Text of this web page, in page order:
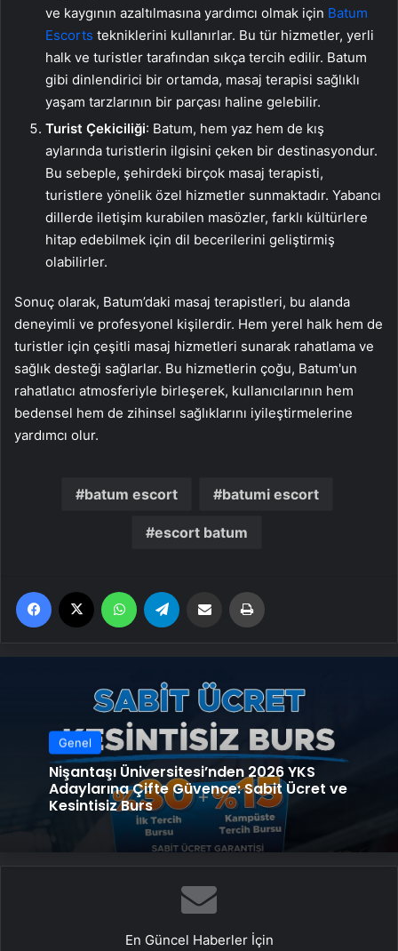
ve kaygının azaltılmasına yardımcı olmak için Batum
Escorts tekniklerini kullanırlar. Bu tür hizmetler, yerli
halk ve turistler tarafından sıkça tercih edilir. Batum
gibi dinlendirici bir ortamda, masaj terapisi sağlıklı
yaşam tarzlarının bir parçası haline gelebilir.
Turist Çekiciliği: Batum, hem yaz hem de kış
aylarında turistlerin ilgisini çeken bir destinasyondur.
Bu sebeple, şehirdeki birçok masaj terapisti,
turistlere yönelik özel hizmetler sunmaktadır. Yabancı
dillerde iletişim kurabilen masözler, farklı kültürlere
hitap edebilmek için dil becerilerini geliştirmiş
olabilirler.
Sonuç olarak, Batum’daki masaj terapistleri, bu alanda
deneyimli ve profesyonel kişilerdir. Hem yerel halk hem de
turistler için çeşitli masaj hizmetleri sunarak rahatlama ve
sağlık desteği sağlarlar. Bu hizmetlerin çoğu, Batum'un
rahatlatıcı atmosferiyle birleşerek, kullanıcılarının hem
bedensel hem de zihinsel sağlıklarını iyileştirmelerine
yardımcı olur.
batum escort batumi escort
escort batum
Facebook WhatsApp Email'den paylaş
Genel
Nişantaşı Üniversitesi’nden 2026 YKS
Adaylarına Çifte Güvence: Sabit Ücret ve
Kesintisiz Burs
En Güncel Haberler İçin